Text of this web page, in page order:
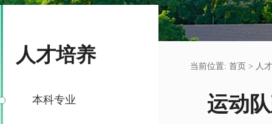
人才培养
本科专业
当前位置: 首页 > 人
运动